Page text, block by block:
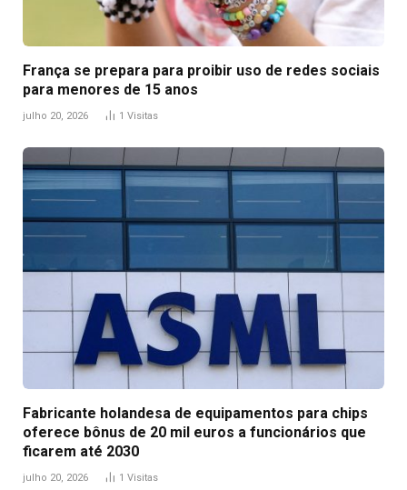
França se prepara para proibir uso de redes sociais
para menores de 15 anos
julho 20, 2026 1 Visitas
Fabricante holandesa de equipamentos para chips
oferece bônus de 20 mil euros a funcionários que
ficarem até 2030
julho 20, 2026 1 Visitas